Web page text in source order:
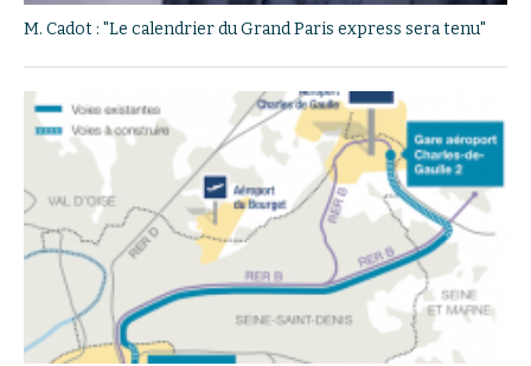
M. Cadot : "Le calendrier du Grand Paris express sera tenu"